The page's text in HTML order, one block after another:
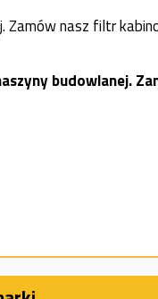
nasz filtr
budowlanej.